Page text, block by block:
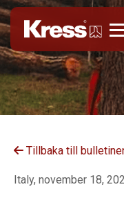
Tillbaka till
Italy, november 18,